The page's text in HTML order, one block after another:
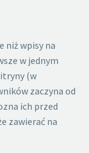
niż wpisy na
w jednym
(w
zaczyna od
ich przed
zawierać na